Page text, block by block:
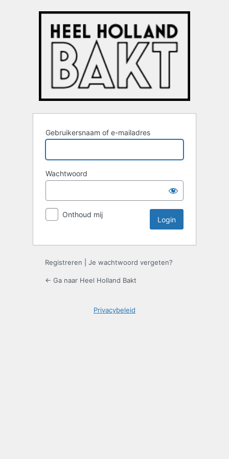
Gebruikersnaam of e-mailadres
Wachtwoord
Onthoud mij
Registreren Je wachtwoord vergeten?
← Ga naar Heel Holland Bakt
Privacybeleid